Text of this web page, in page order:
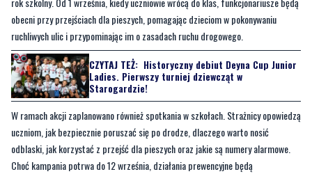
obecni przy przejściach dla pieszych, pomagając dzieciom w pokonywaniu
ruchliwych ulic i przypominając im o zasadach ruchu drogowego.
CZYTAJ TEŻ: Historyczny debiut Deyna Cup Junior
Ladies. Pierwszy turniej dziewcząt w
Starogardzie!
W ramach akcji zaplanowano również spotkania w szkołach. Strażnicy opowiedzą
uczniom, jak bezpiecznie poruszać się po drodze, dlaczego warto nosić
odblaski, jak korzystać z przejść dla pieszych oraz jakie są numery alarmowe.
Choć kampania potrwa do 12 września, działania prewencyjne będą